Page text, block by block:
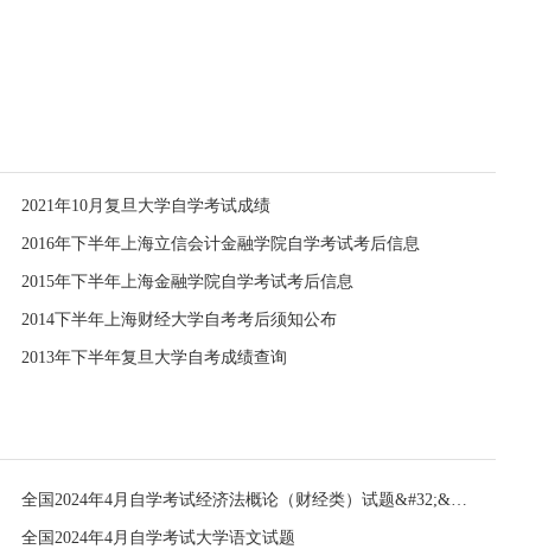
2021年10月复旦大学自学考试成绩
2016年下半年上海立信会计金融学院自学考试考后信息
2015年下半年上海金融学院自学考试考后信息
2014下半年上海财经大学自考考后须知公布
2013年下半年复旦大学自考成绩查询
全国2024年4月自学考试经济法概论（财经类）试题&#32;&#32;
全国2024年4月自学考试大学语文试题